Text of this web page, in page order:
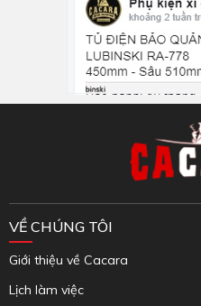
VỀ CHÚNG TÔI
Giới thiệu về Cacara
Lịch làm việc